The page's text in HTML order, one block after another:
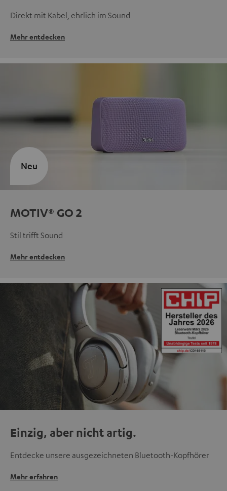
Direkt mit Kabel, ehrlich im Sound
Mehr entdecken
MOTIV® GO 2
Stil trifft Sound
Mehr entdecken
Neu
Einzig, aber nicht artig.
Entdecke unsere ausgezeichneten Bluetooth-Kopfhörer
Mehr erfahren